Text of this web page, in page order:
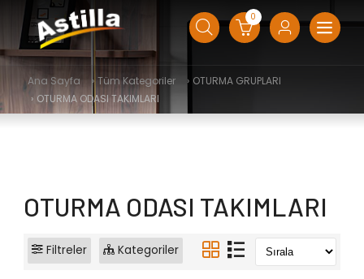
0
Ana Sayfa › Tüm Kategoriler › OTURMA GRUPLARI
› OTURMA ODASI TAKIMLARI
OTURMA ODASI TAKIMLARI
Filtreler Kategoriler